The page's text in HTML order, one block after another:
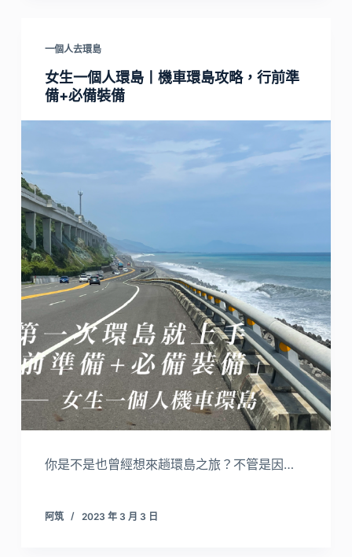
一個人去環島
女生一個人環島丨機車環島攻略，行前準
備+必備裝備
你是不是也曾經想來趟環島之旅？不管是因…
阿筑 2023 年 3 月 3 日